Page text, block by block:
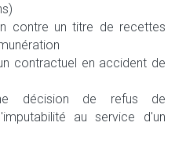
contre un titre de recettes
contractuel en accident de
décision de refus de
au service d'un